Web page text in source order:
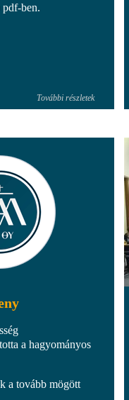
pdf-ben.
További részletek
a hagyományos
a tovább mögött